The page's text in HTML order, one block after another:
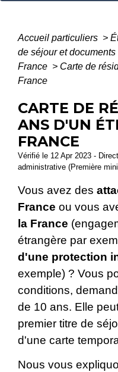
Accueil particuliers >
de séjour et
France > Carte de
France
CARTE DE
ANS D'UN
FRANCE
Vérifié le 12 Apr 2023 -
administrative (Première
Vous avez des
France ou vous
la France
étrangère par
d'une protection
exemple) ? Vous
conditions,
de 10 ans. Elle
premier titre de
d'une carte
Nous vous